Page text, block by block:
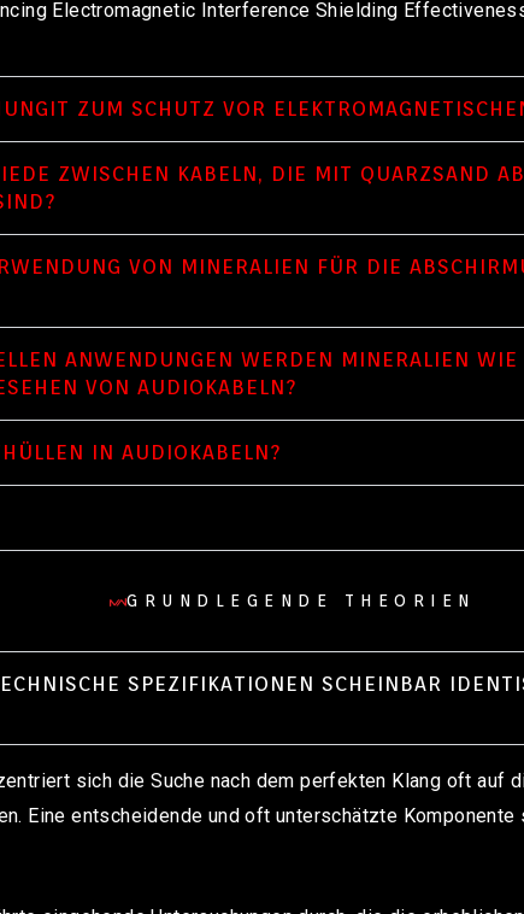
Electromagnetic Interference Shielding
ZUM SCHUTZ VOR
ZWISCHEN KABELN, DIE MIT QUARZSAND
VON MINERALIEN FÜR DIE
ANWENDUNGEN WERDEN MINERALIEN
VON AUDIOKABELN?
IN AUDIOKABELN?
GRUNDLEGENDE THEORIEN
SPEZIFIKATIONEN SCHEINBAR
sich die Suche nach dem perfekten Klang oft auf
Eine entscheidende und oft unterschätzte